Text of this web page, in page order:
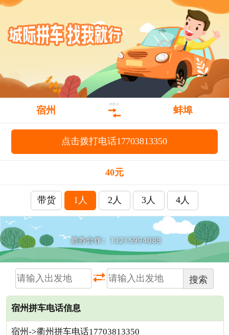
宿州
40元/人
蚌埠
点击拨打电话17703813350
40元
带货 1人 2人 3人 4人
搜索
宿州拼车电话信息
宿州->衢州拼车电话17703813350